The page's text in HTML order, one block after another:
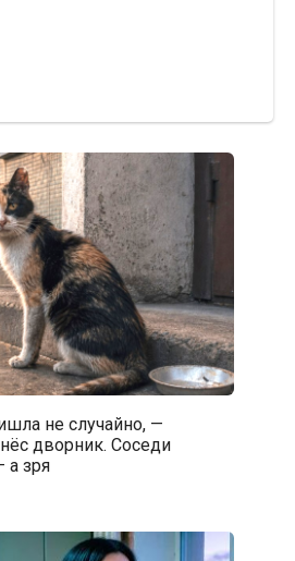
не случайно, —
дворник. Соседи
а зря